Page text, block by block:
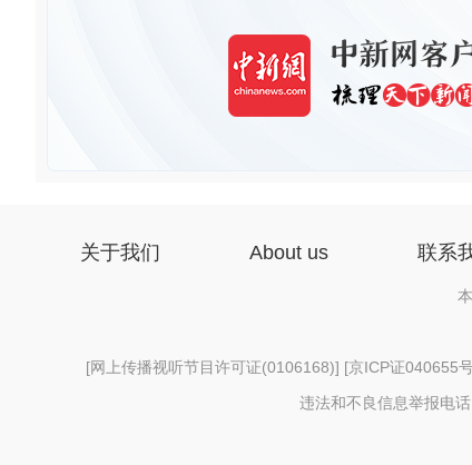
关于我们 About us 联系
[网上传播视听节目许可证(0106168)] [京ICP证040655
违法和不良信息举报电